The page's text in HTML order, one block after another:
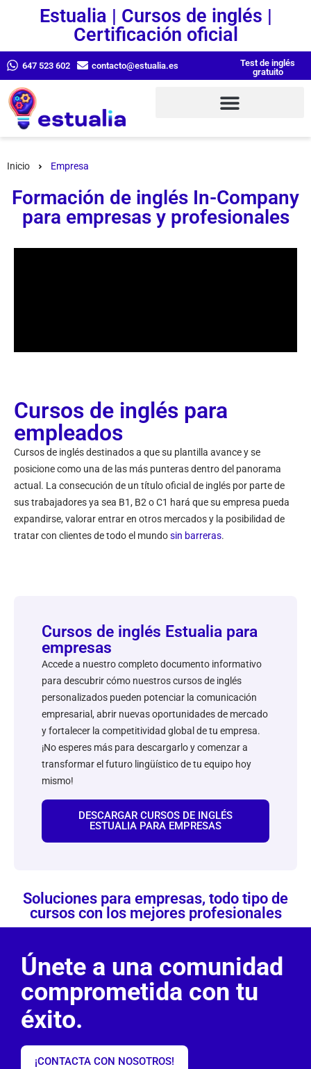
Estualia | Cursos de inglés |
Certificación oficial
647 523 602 contacto@estualia.es
Test de inglés
gratuito
Inicio Empresa
Formación de inglés In-Company
para empresas y profesionales
Cursos de inglés para
empleados
Cursos de inglés destinados a que su plantilla avance y se
posicione como una de las más punteras dentro del panorama
actual. La consecución de un título oficial de inglés por parte de
sus trabajadores ya sea B1, B2 o C1 hará que su empresa pueda
expandirse, valorar entrar en otros mercados y la posibilidad de
tratar con clientes de todo el mundosin barreras.
Cursos de inglés Estualia para
empresas
Accede a nuestro completo documento informativo
para descubrir cómo nuestros cursos de inglés
personalizados pueden potenciar la comunicación
empresarial, abrir nuevas oportunidades de mercado
y fortalecer la competitividad global de tu empresa.
¡No esperes más para descargarlo y comenzar a
transformar el futuro lingüístico de tu equipo hoy
mismo!
DESCARGAR CURSOS DE INGLÉS
ESTUALIA PARA EMPRESAS
Soluciones para empresas, todo tipo de
cursos con los mejores profesionales
Únete a una comunidad
comprometida con tu
éxito.
¡CONTACTA CON NOSOTROS!